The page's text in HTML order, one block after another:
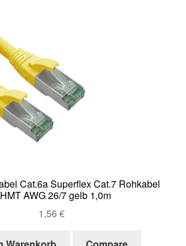
Cat.6a Superflex Cat.7 Rohkabel
AWG 26/7 gelb 1,0m
1,56 €